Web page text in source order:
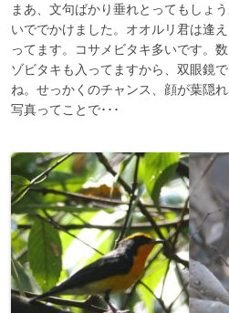
まあ、文句ばかり垂れとってもしょ
いででかけました。オオルリ君は逢
ってます。コサメビタキ多いです。
ゾビタキも入ってますから、双眼鏡
ね。せっかくのチャンス、顔が葉隠
写真ってことで･･･